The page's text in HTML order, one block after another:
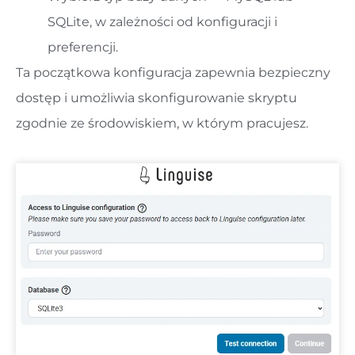
SQLite, w zależności od konfiguracji i
preferencji.
Ta początkowa konfiguracja zapewnia bezpieczny
dostęp i umożliwia skonfigurowanie skryptu
zgodnie ze środowiskiem, w którym pracujesz.